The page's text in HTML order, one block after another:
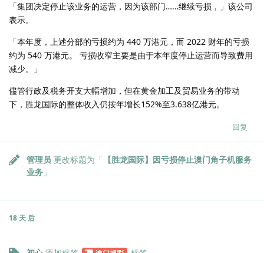
「集团决定停止该业务的运营，因为该部门……继续亏损，」该公司
表示。
「本年度，上述分部的亏损约为 440 万港元，而 2022 财年的亏损
约为 540 万港元。 亏损收窄主要是由于本年度停止运营而导致费用
减少。」
儘管行政及税务开支大幅增加，但在黄金加工及贸易业务的带动
下，胜龙国际的整体收入仍按年增长152%至3.638亿港元。
回复
管理员 更改标题为「 【胜龙国际】因亏损停止澳门角子机服务
业务 」
18 天 后